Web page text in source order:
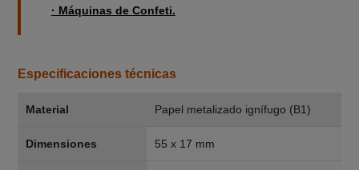
· Máquinas de Confeti.
Especificaciones técnicas
Material Papel metalizado ignífugo (B1)
Dimensiones 55 x 17 mm